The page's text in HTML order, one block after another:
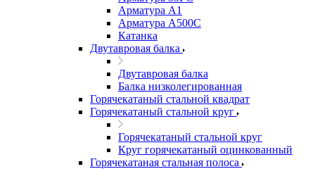
Арматура А1
Арматура А500С
Катанка
Двутавровая балка
Двутавровая балка
Балка низколегированная
Горячекатаный стальной квадрат
Горячекатаный стальной круг
Горячекатаный стальной круг
Круг горячекатаный оцинкованный
Горячекатаная стальная полоса